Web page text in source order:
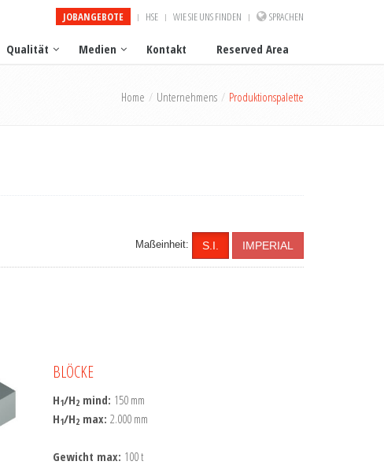
JOBANGEBOTE HSE WIE SIE UNS FINDEN SPRACHEN
Qualität Medien Kontakt Reserved Area
Home Unternehmens Produktionspalette
Maßeinheit: S.I. IMPERIAL
BLÖCKE
H1/H2mind: 150 mm
H1/H2max: 2.000 mm
Gewicht max: 100 t